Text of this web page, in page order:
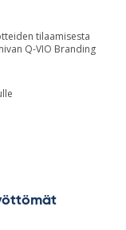
tilaamisesta
Q-VIO Branding